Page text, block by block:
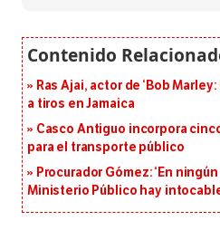
Ras Ajai, actor de ‘Bob
a tiros en Jamaica
Casco Antiguo incorpora
para el transporte público
Procurador Gómez: ‘En
Ministerio Público hay